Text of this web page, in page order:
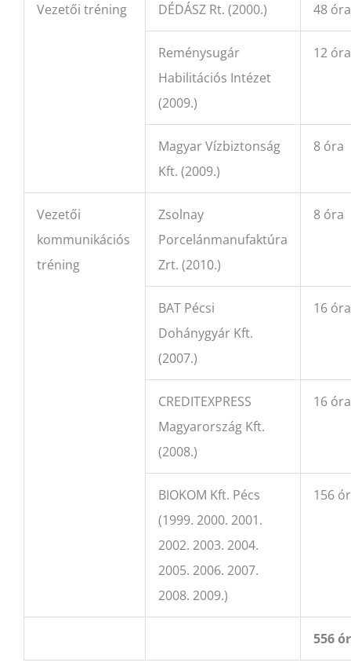
Vezetői tréning DÉDÁSZ Rt. (2000.) 48 óra
Reménysugár
Habilitációs Intézet
(2009.)
12 óra
Magyar Vízbiztonság
Kft. (2009.)
8 óra
Vezetői
kommunikációs
tréning
Zsolnay
Porcelánmanufaktúra
Zrt. (2010.)
8 óra
BAT Pécsi
Dohánygyár Kft.
(2007.)
16 óra
CREDITEXPRESS
Magyarország Kft.
(2008.)
16 óra
BIOKOM Kft. Pécs
(1999. 2000. 2001.
2002. 2003. 2004.
2005. 2006. 2007.
2008. 2009.)
156
556